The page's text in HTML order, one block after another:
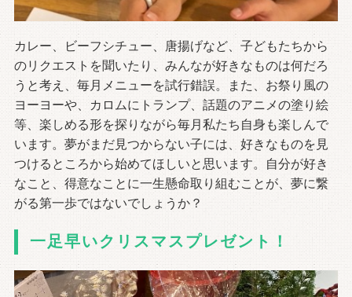
カレー、ビーフシチュー、唐揚げなど、子どもたちから
のリクエストを聞いたり、みんなが好きなものは何だろ
うと考え、毎月メニューを試行錯誤。また、お祭り風の
ヨーヨーや、カロムにトランプ、話題のアニメの塗り絵
等、楽しめる形を探りながら毎月私たち自身も楽しんで
います。夢がまだ見つからない子には、好きなものを見
つけるところから始めてほしいと思います。自分が好き
なこと、得意なことに一生懸命取り組むことが、夢に繋
がる第一歩ではないでしょうか？
一足早いクリスマスプレゼント！